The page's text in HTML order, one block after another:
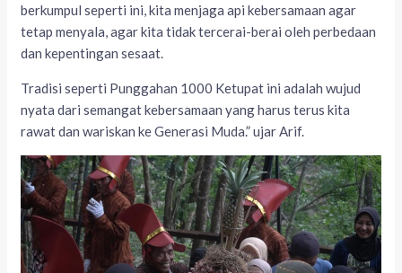
berkumpul seperti ini, kita menjaga api kebersamaan agar
tetap menyala, agar kita tidak tercerai-berai oleh perbedaan
dan kepentingan sesaat.
Tradisi seperti Punggahan 1000 Ketupat ini adalah wujud
nyata dari semangat kebersamaan yang harus terus kita
rawat dan wariskan ke Generasi Muda.” ujar Arif.